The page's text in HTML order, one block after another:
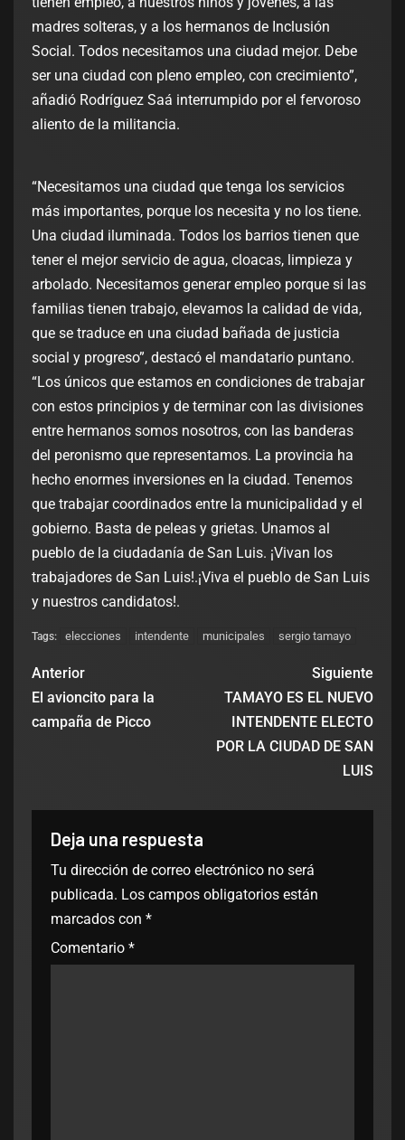
madres solteras, y a los hermanos de Inclusión
Social. Todos necesitamos una ciudad mejor. Debe
ser una ciudad con pleno empleo, con crecimiento”,
añadió Rodríguez Saá interrumpido por el fervoroso
aliento de la militancia.
“Necesitamos una ciudad que tenga los servicios
más importantes, porque los necesita y no los tiene.
Una ciudad iluminada. Todos los barrios tienen que
tener el mejor servicio de agua, cloacas, limpieza y
arbolado. Necesitamos generar empleo porque si las
familias tienen trabajo, elevamos la calidad de vida,
que se traduce en una ciudad bañada de justicia
social y progreso”, destacó el mandatario puntano.
“Los únicos que estamos en condiciones de trabajar
con estos principios y de terminar con las divisiones
entre hermanos somos nosotros, con las banderas
del peronismo que representamos. La provincia ha
hecho enormes inversiones en la ciudad. Tenemos
que trabajar coordinados entre la municipalidad y el
gobierno. Basta de peleas y grietas. Unamos al
pueblo de la ciudadanía de San Luis. ¡Vivan los
trabajadores de San Luis!.¡Viva el pueblo de San Luis
y nuestros candidatos!.
Tags: elecciones intendente municipales sergio tamayo
Anterior
El avioncito para la
campaña de Picco
Siguiente
TAMAYO ES EL NUEVO
INTENDENTE ELECTO
POR LA CIUDAD DE SAN
LUIS
Deja una respuesta
Tu dirección de correo electrónico no será
publicada. Los campos obligatorios están
marcados con *
Comentario *